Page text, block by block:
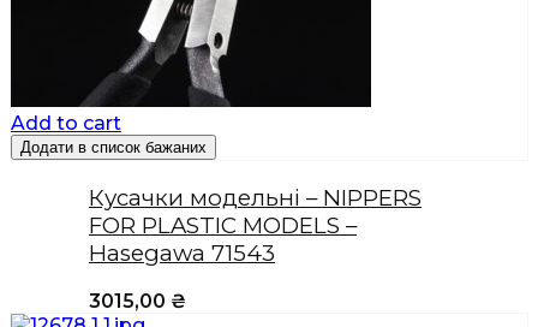
Add to cart
Додати в список бажаних
Кусачки модельні – NIPPERS
FOR PLASTIC MODELS –
Hasegawa 71543
3015,00 ₴